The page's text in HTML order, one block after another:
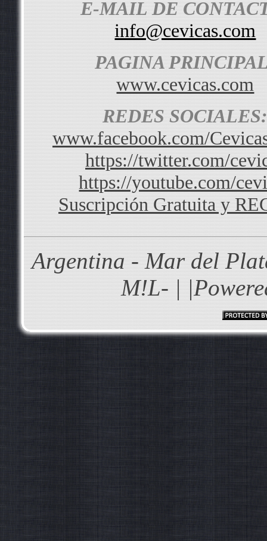
E-MAIL DE
info@cevicas.com
PAGINA
www.cevicas.com
REDES
www.facebook.com/
https://twitter.com/
https://youtube.com/
Suscripción Gratuita y
Argentina - Mar del
M!L- |